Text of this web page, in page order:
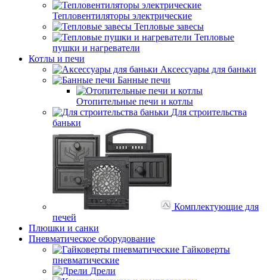
Тепловентиляторы электрические
Тепловые завесы
Тепловые
пушки и нагреватели
Котлы и печи
Аксессуары для баньки
Банные печи
Отопительные печи и котлы
Для строительства
баньки
Комплектующие для
печей
Плюшки и санки
Пневматическое оборудование
Гайковерты
пневматические
Дрели